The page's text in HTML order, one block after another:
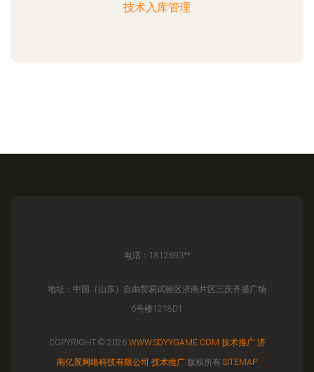
技术入库管理
电话：1812693**
地址：中国（山东）自由贸易试验区济南片区三庆齐盛广场
6号楼1218D1
COPYRIGHT © 2026 WWW.SDYYGAME.COM 技术推广 济
南亿景网络科技有限公司 技术推广 版权所有 SITEMAP